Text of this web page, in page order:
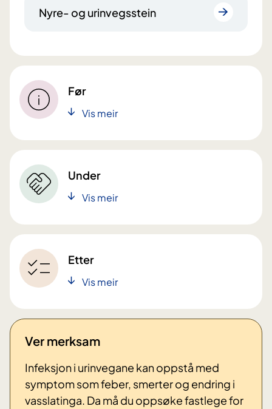
Nyre- og urinvegsstein
Før
Vis meir
Under
Vis meir
Etter
Vis meir
Ver merksam
Infeksjon i urinvegane kan oppstå med
symptom som feber, smerter og endring i
vasslatinga. Da må du oppsøke fastlege for